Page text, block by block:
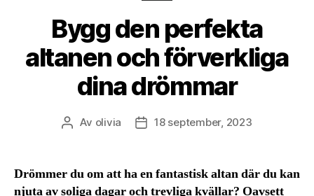
Bygg den perfekta
altanen och förverkliga
dina drömmar
Inläggsförfattare
Av olivia Inläggsdatum
18 september, 2023
Drömmer du om att ha en fantastisk altan där du kan
njuta av soliga dagar och trevliga kvällar? Oavsett